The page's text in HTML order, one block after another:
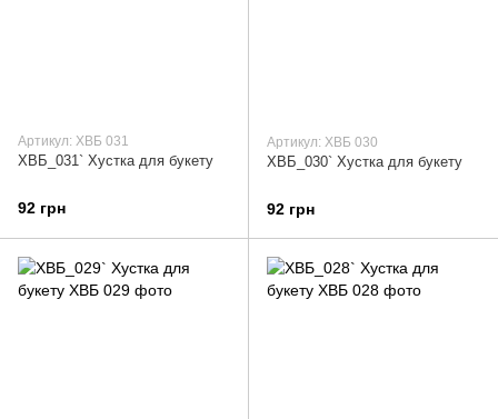
Артикул: ХВБ 031
ХВБ_031` Хустка для букету
92 грн
Артикул: ХВБ 030
ХВБ_030` Хустка для букету
92 грн